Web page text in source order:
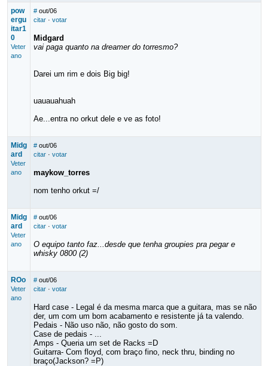
pow
ergu
itar1
0
Veter
ano
# out/06
citar· votar
Midgard
vai paga quanto na dreamer do torresmo?
Darei um rim e dois Big big!
uauauahuah
Ae...entra no orkut dele e ve as foto!
Midg
ard
Veter
ano
# out/06
citar· votar
maykow_torres
nom tenho orkut =/
Midg
ard
Veter
ano
# out/06
citar· votar
O equipo tanto faz...desde que tenha groupies pra pegar e
whisky 0800 (2)
ROo
Veter
ano
# out/06
citar· votar
Hard case - Legal é da mesma marca que a guitara, mas se não
der, um com um bom acabamento e resistente já ta valendo.
Pedais - Não uso não, não gosto do som.
Case de pedais - ...
Amps - Queria um set de Racks =D
Guitarra- Com floyd, com braço fino, neck thru, binding no
braço(Jackson? =P)